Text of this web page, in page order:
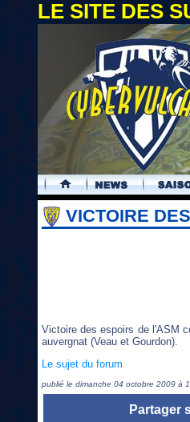
LE SITE DES
.
VICTOIRE
Victoire des espoirs de l'ASM
auvergnat (Veau et Gourdon).
Le sujet du forum
publié le dimanche 04 octobre 2009 à
Partager